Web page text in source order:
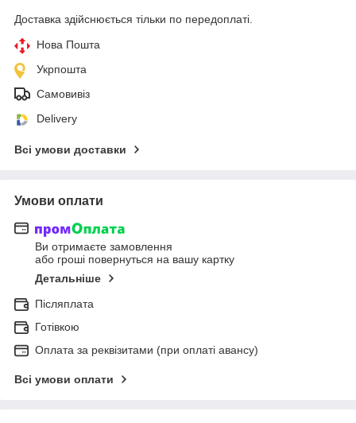
Доставка здійснюється тільки по передоплаті.
Нова Пошта
Укрпошта
Самовивіз
Delivery
Всі умови доставки
Умови оплати
Ви отримаєте замовлення
або гроші повернуться на вашу картку
Детальніше
Післяплата
Готівкою
Оплата за реквізитами (при оплаті авансу)
Всі умови оплати